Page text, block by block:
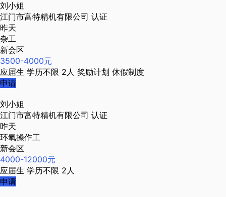
刘小姐
江门市富特精机有限公司 认证
昨天
杂工
新会区
3500-4000元
应届生 学历不限 2人 奖励计划 休假制度
申请
刘小姐
江门市富特精机有限公司 认证
昨天
环氧操作工
新会区
4000-12000元
应届生 学历不限 2人
申请